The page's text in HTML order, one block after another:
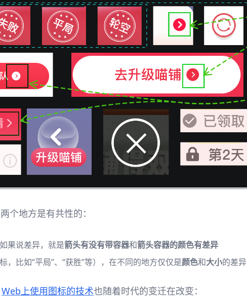
个地方是有共性的：
果说差异，就是箭头有没有带容器和箭头容器的颜色有差异
，比如“平局”、“获胜”等），在不同的地方仅仅是颜色和大小的差异
Web上使用图标的技术也随着时代的变迁在改变：